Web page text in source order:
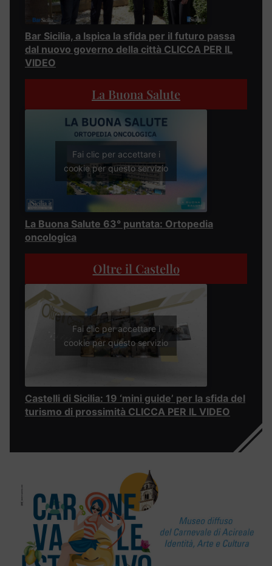
Bar Sicilia, a Ispica la sfida per il futuro passa
dal nuovo governo della città CLICCA PER IL
VIDEO
La Buona Salute
Fai clic per accettare i
cookie per questo servizio
La Buona Salute 63° puntata: Ortopedia
oncologica
Oltre il Castello
Fai clic per accettare i
cookie per questo servizio
Castelli di Sicilia: 19 ‘mini guide’ per la sfida del
turismo di prossimità CLICCA PER IL VIDEO